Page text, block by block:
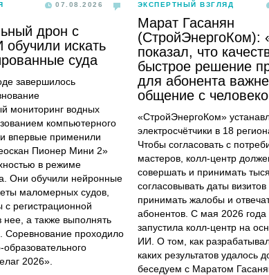
07.08.2026
дрон с
искать
суда
завершилось
мониторинг водных
компьютерного
впервые применили
Пионер Мини 2»
в режиме
Они обучили нейронные
маломерных судов,
с регистрационной
нее, а также выполнять
проходило
2026».
ЭКСПЕРТНЫЙ ВЗГЛЯД
Марат Гасанян
(СтройЭнергоКом):
показал, что
быстрое решение
для абонента
общение с
«СтройЭнергоКом»
электросчётчики в 18
Чтобы согласовать с
мастеров, колл-центр
совершать и принимать
согласовывать даты визитов
принимать жалобы и
абонентов. С мая 2026 года
запустила колл-центр на
ИИ. О том, как
каких результатов удалось
беседуем с Маратом